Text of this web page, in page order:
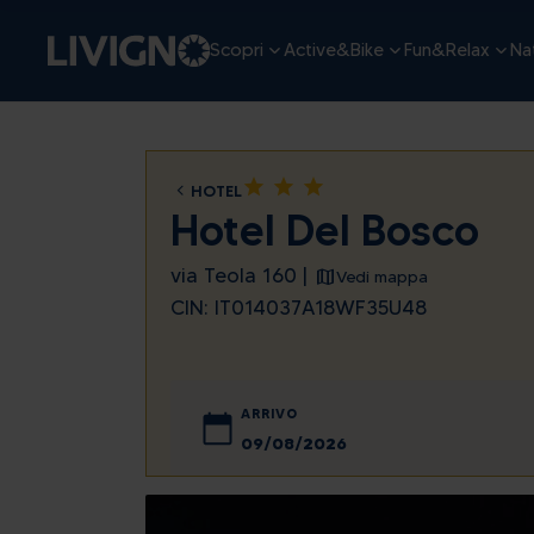
Scopri Active&Bike Fun&Relax
HOTELstar star star
Hotel Del Bosco
via Teola 160 | Vedi mappa
CIN: IT014037A18WF35U48
ARRIVO